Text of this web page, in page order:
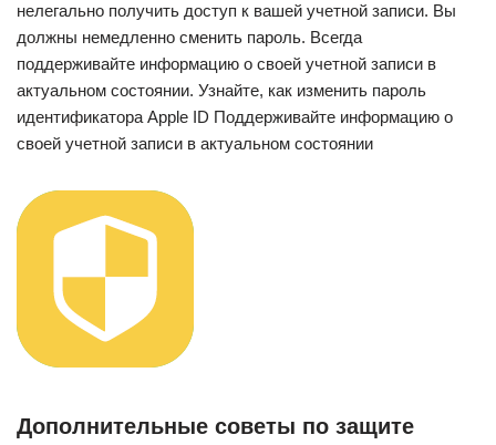
нелегально получить доступ к вашей учетной записи. Вы
должны немедленно сменить пароль. Всегда
поддерживайте информацию о своей учетной записи в
актуальном состоянии. Узнайте, как изменить пароль
идентификатора Apple ID Поддерживайте информацию о
своей учетной записи в актуальном состоянии
Дополнительные советы по защите